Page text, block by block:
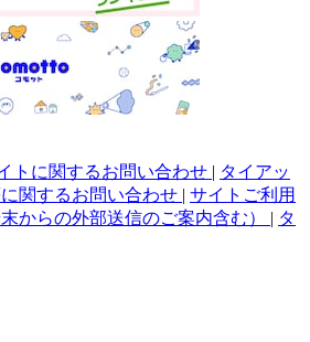
トに関するお問い合わせ | タイアッ
関するお問い合わせ | サイトご利用
からの外部送信のご案内含む） | タ